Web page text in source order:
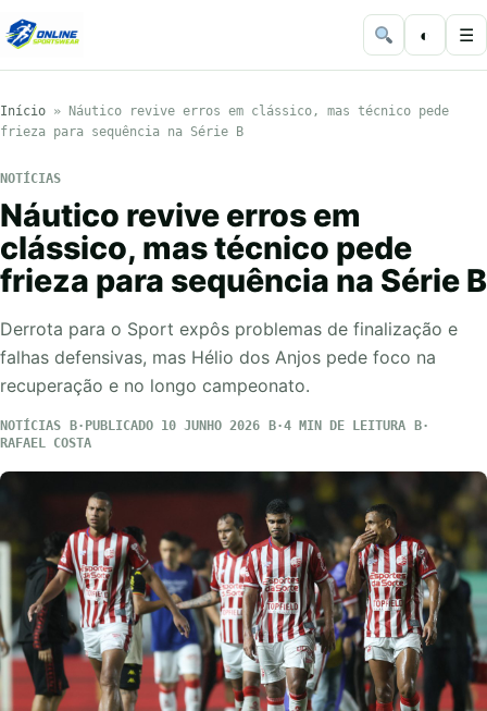
◐ ☰
Início »
Náutico revive erros em clássico, mas técnico pede
frieza para sequência na Série B
NOTÍCIAS
Náutico revive erros em
clássico, mas técnico pede
frieza para sequência na Série B
Derrota para o Sport expôs problemas de finalização e
falhas defensivas, mas Hélio dos Anjos pede foco na
recuperação e no longo campeonato.
NOTÍCIAS PUBLICADO 10 JUNHO 2026
4 MIN DE LEITURA
RAFAEL COSTA